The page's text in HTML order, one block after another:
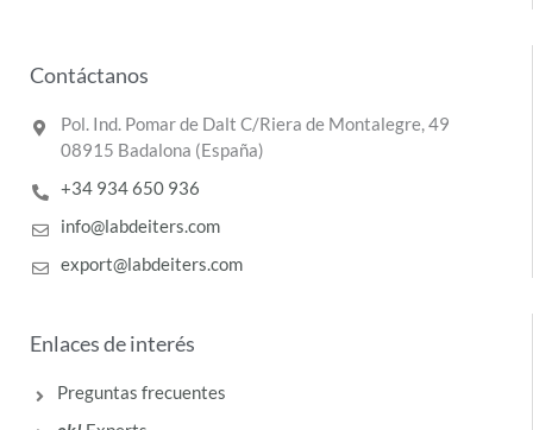
Contáctanos
Pol. Ind. Pomar de Dalt C/Riera de Montalegre, 49
08915 Badalona (España)
+34 934 650 936
info@labdeiters.com
export@labdeiters.com
Enlaces de interés
Preguntas frecuentes